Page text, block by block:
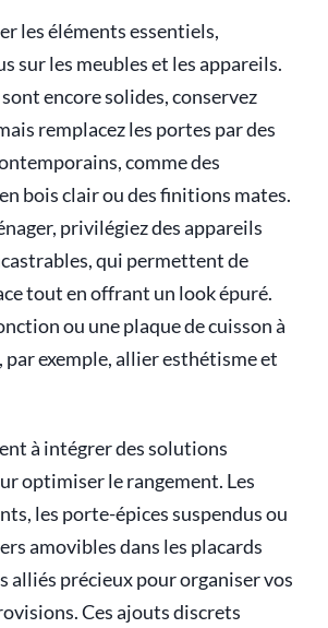
les éléments essentiels,
sur les meubles et les appareils.
encore solides, conservez
remplacez les portes par des
comme des
bois clair ou des finitions mates.
privilégiez des appareils
qui permettent de
tout en offrant un look épuré.
ou une plaque de cuisson à
exemple, allier esthétisme et
à intégrer des solutions
optimiser le rangement. Les
les porte-épices suspendus ou
amovibles dans les placards
alliés précieux pour organiser vos
Ces ajouts discrets